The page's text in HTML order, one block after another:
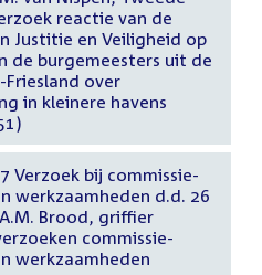
reactie van de
Justitie en Veiligheid op
de burgemeesters uit de
over
in kleinere havens
Verzoek bij commissie-
werkzaamheden d.d. 26
Brood, griffier
commissie-
werkzaamheden